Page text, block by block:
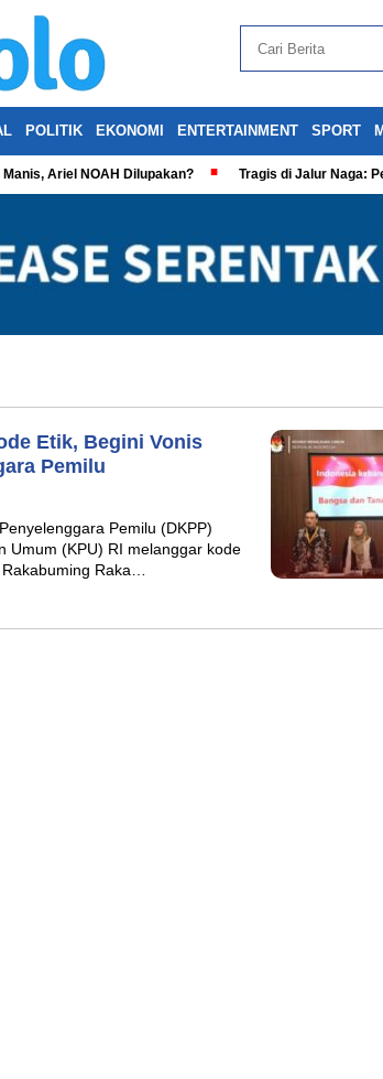
POLITIK EKONOMI ENTERTAINMENT SPORT
Ariel NOAH Dilupakan? Tragis di Jalur Naga:
Etik, Begini Vonis
Pemilu
Pemilu (DKPP)
Umum (KPU) RI melanggar kode
Raka…